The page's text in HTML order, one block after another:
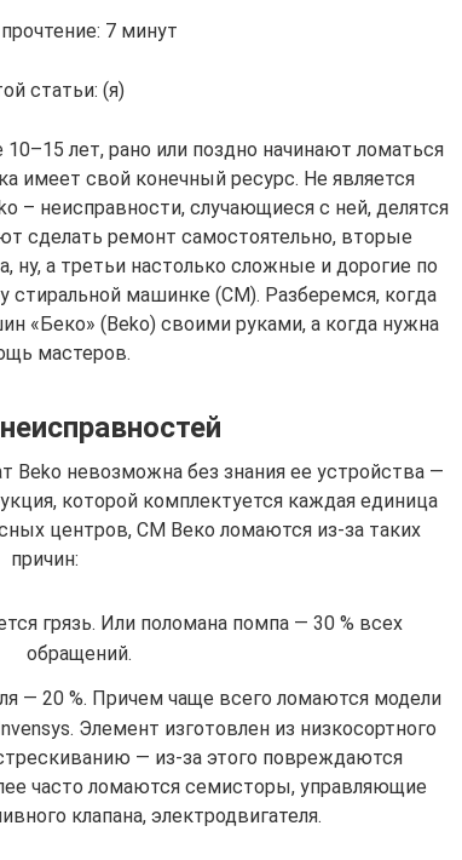
7 минут
статьи: (я)
лет, рано или поздно начинают ломаться
имеет свой конечный ресурс. Не является
– неисправности, случающиеся с ней, делятся
сделать ремонт самостоятельно, вторые
ну, а третьи настолько сложные и дорогие по
стиральной машинке (СМ). Разберемся, когда
«Беко» (Beko) своими руками, а когда нужна
мастеров.
невозможна без знания ее устройства —
которой комплектуется каждая единица
центров, СМ Веко ломаются из-за таких
причин:
грязь. Или поломана помпа — 30 % всех
обращений.
— 20 %. Причем чаще всего ломаются модели
Элемент изготовлен из низкосортного
— из-за этого повреждаются
часто ломаются семисторы, управляющие
клапана, электродвигателя.